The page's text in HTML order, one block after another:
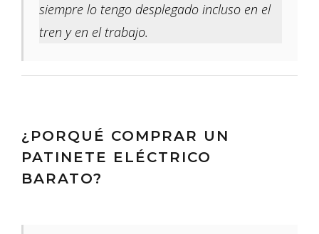
siempre lo tengo desplegado incluso en el
tren y en el trabajo.
¿PORQUÉ COMPRAR UN
PATINETE ELÉCTRICO
BARATO?